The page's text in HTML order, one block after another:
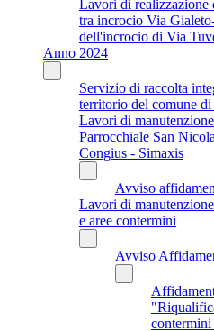
Lavori di realizzazione
tra incrocio Via
dell'incrocio di Via
Anno 2024
Servizio di raccolta
territorio del comune
Lavori di
Parrocchiale San
Congius - Simaxis
Avviso
Lavori di
e aree contermini
Avviso